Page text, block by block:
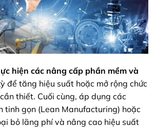
hiện các nâng cấp phần mềm và
để tăng hiệu suất hoặc mở rộng chức
thiết. Cuối cùng, áp dụng các
tinh gọn (Lean Manufacturing) hoặc
bỏ lãng phí và nâng cao hiệu suất